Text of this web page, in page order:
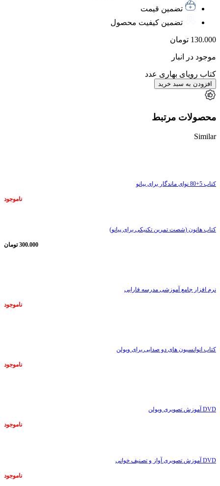
تضمین قیمت
تضمین کیفیت محصول
130.000 تومان
موجود در انبار
کتاب رویای بهاری عدد
افزودن به سبد خرید
محصولات مرتبط
Similar
کتاب 5+80 نوای ماندگار برای پیانو
ناموجود
کتاب هانون (شصت تمرین تکنیکی برای پیانو)
300.000 تومان
نرم افزار جامع آموزشی مدرسه فارابی
ناموجود
کتاب انوانسیون های دو صدایی برای ویولن
ناموجود
DVD آموزش تصویری ویولن
ناموجود
DVD آموزش تصویری آواز و تصنیف خوانی
ناموجود